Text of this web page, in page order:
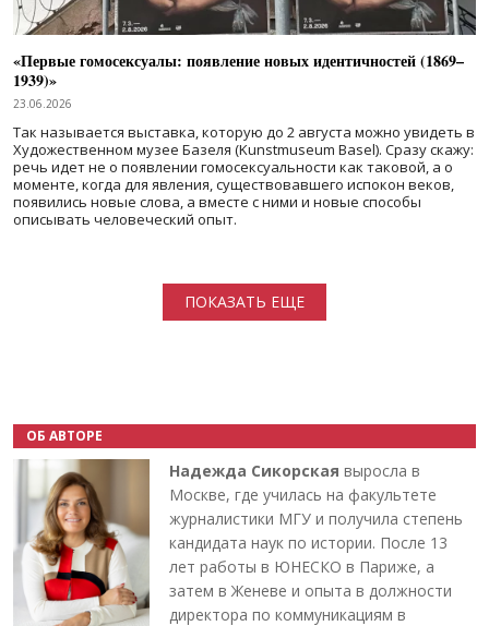
«Первые гомосексуалы: появление новых идентичностей (1869–
1939)»
23.06.2026
Так называется выставка, которую до 2 августа можно увидеть в
Художественном музее Базеля (Kunstmuseum Basel). Сразу скажу:
речь идет не о появлении гомосексуальности как таковой, а о
моменте, когда для явления, существовавшего испокон веков,
появились новые слова, а вместе с ними и новые способы
описывать человеческий опыт.
ПОКАЗАТЬ ЕЩЕ
ОБ АВТОРЕ
Надежда Сикорская выросла в
Москве, где училась на факультете
журналистики МГУ и получила степень
кандидата наук по истории. После 13
лет работы в ЮНЕСКО в Париже, а
затем в Женеве и опыта в должности
директора по коммуникациям в